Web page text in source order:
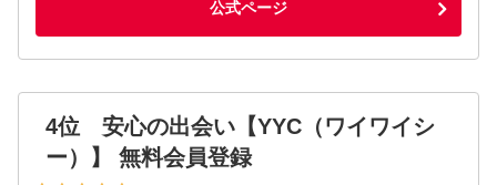
公式ページ
4位 安心の出会い【YYC（ワイワイシ
ー）】 無料会員登録